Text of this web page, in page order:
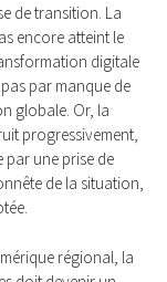
de transition. La
encore atteint le
digitale
par manque de
globale. Or, la
progressivement,
une prise de
de la situation,
régional, la